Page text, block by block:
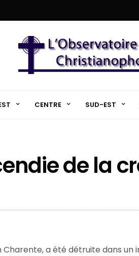
CENTRE SUD-EST
de la
Charente, a été détruite dans un